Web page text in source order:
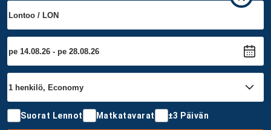
Suorat Lennot Matkatavarat ±3 Päivän